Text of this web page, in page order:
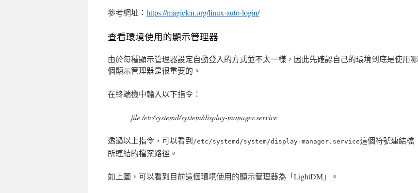
參考網址： https://magiclen.org/linux-auto-login/
查看環境使用的顯示管理器
由於每種顯示管理器設定自動登入的方式並不太一樣，因此先確認自己的環境到底是使用哪
個顯示管理器是很重要的。
在終端機中輸入以下指令：
file /etc/systemd/system/display-manager.service
透過以上指令，可以看到/etc/systemd/system/display-manager.service這個符號連結檔
所連結的檔案路徑。
如上圖，可以看到目前這個環境使用的顯示管理器為「LightDM」。